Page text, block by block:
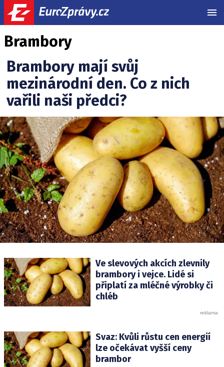
Brambory
Brambory mají svůj
mezinárodní den. Co z nich
vařili naši předci?
Ve slevových akcích zlevnily
brambory i vejce. Lidé si
připlatí za mléčné výrobky či
chléb
Svaz: Kvůli růstu cen energií
lze očekávat vyšší ceny
brambor